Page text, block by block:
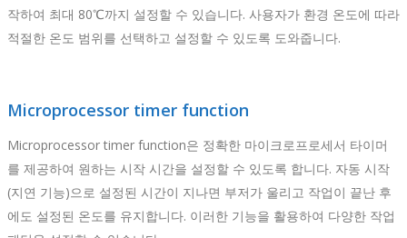
작하여 최대 80℃까지 설정할 수 있습니다. 사용자가 환경 온도에 따라
적절한 온도 범위를 선택하고 설정할 수 있도록 도와줍니다.
Microprocessor timer function
Microprocessor timer function은 정확한 마이크로프로세서 타이머
를 제공하여 원하는 시작 시간을 설정할 수 있도록 합니다. 자동 시작
(지연 기능)으로 설정된 시간이 지나면 부저가 울리고 작업이 끝난 후
에도 설정된 온도를 유지합니다. 이러한 기능을 활용하여 다양한 작업